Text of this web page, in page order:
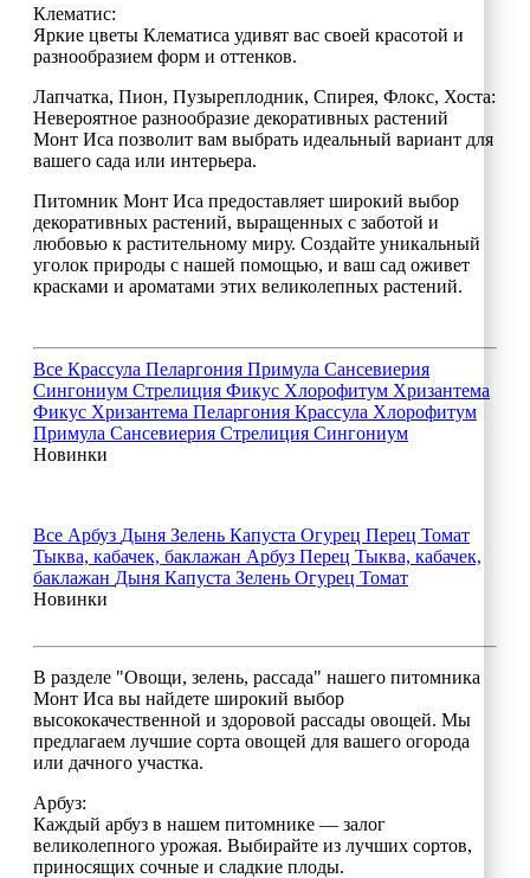
Клематис:
Яркие цветы Клематиса удивят вас своей красотой и
разнообразием форм и оттенков.
Лапчатка, Пион, Пузыреплодник, Спирея, Флокс, Хоста:
Невероятное разнообразие декоративных растений
Монт Иса позволит вам выбрать идеальный вариант для
вашего сада или интерьера.
Питомник Монт Иса предоставляет широкий выбор
декоративных растений, выращенных с заботой и
любовью к растительному миру. Создайте уникальный
уголок природы с нашей помощью, и ваш сад оживет
красками и ароматами этих великолепных растений.
Все Крассула Пеларгония Примула Сансевиерия
Сингониум Стрелиция Фикус Хлорофитум Хризантема
Фикус Хризантема Пеларгония Крассула Хлорофитум
Примула Сансевиерия Стрелиция Сингониум
Новинки
Все Арбуз Дыня Зелень Капуста Огурец Перец Томат
Тыква, кабачек, баклажан Арбуз Перец Тыква, кабачек,
баклажан Дыня Капуста Зелень Огурец Томат
Новинки
В разделе "Овощи, зелень, рассада" нашего питомника
Монт Иса вы найдете широкий выбор
высококачественной и здоровой рассады овощей. Мы
предлагаем лучшие сорта овощей для вашего огорода
или дачного участка.
Арбуз:
Каждый арбуз в нашем питомнике — залог
великолепного урожая. Выбирайте из лучших сортов,
приносящих сочные и сладкие плоды.